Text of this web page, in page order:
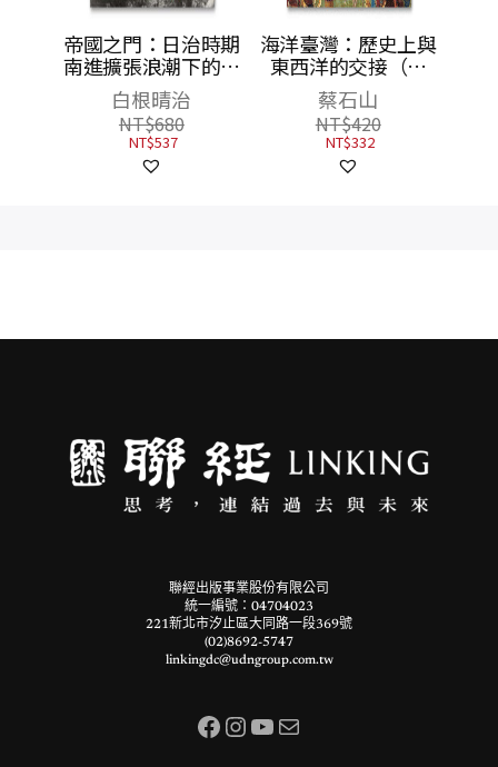
帝國之門：日治時期
南進擴張浪潮下的臺
灣人
白根晴治
NT$680
NT$537
海洋臺灣：歷史上與
東西洋的交接（二
版）
蔡石山
NT$420
NT$332
聯經出版事業股份有限公司
統一編號：04704023
221新北市汐止區大同路一段369號
(02)8692-5747
linkingdc@udngroup.com.tw
Facebook InstagramYouTube 電子郵件